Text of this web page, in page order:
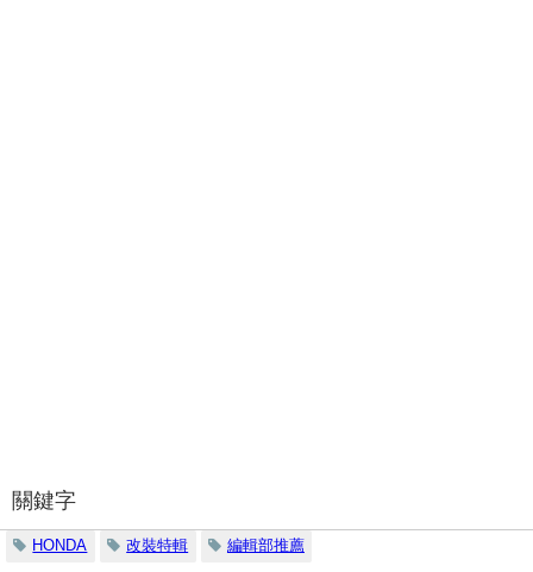
關鍵字
HONDA 改裝特輯 編輯部推薦